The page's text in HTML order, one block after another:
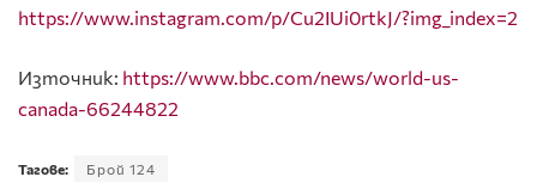
https://www.instagram.com/p/Cu2IUi0rtkJ/?img_index=2
Източник: https://www.bbc.com/news/world-us-
canada-66244822
Тагове: Брой 124